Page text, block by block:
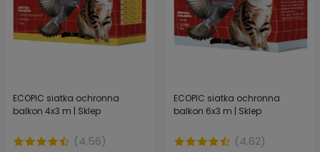
ECOPIC siatka ochronna
balkon 4x3 m | Sklep
(4.56)
ECOPIC siatka ochronna
balkon 6x3 m | Sklep
(4.62)